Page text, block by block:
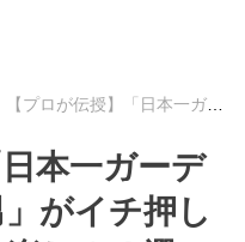
【プロが伝授】「日本一ガーデニングを楽しむ男」がイチ押しのガーデニングの楽しみ６選
本一ガーデ
がイチ押し